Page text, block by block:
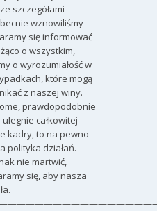
szczegółami
wznowiliśmy
się informować
o wszystkim,
o wyrozumiałość w
które mogą
z naszej winy.
prawdopodobnie
całkowitej
kadry, to na pewno
polityka działań.
nie martwić,
się, aby nasza